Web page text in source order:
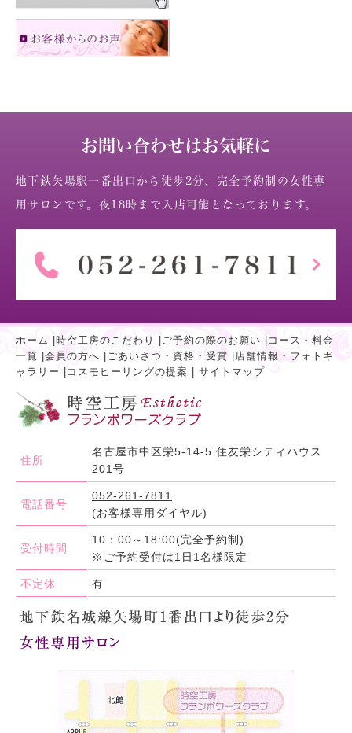
お問い合わせはお気軽に
地下鉄矢場駅一番出口から徒歩2分、完全予約制の女性専
用サロンです。夜18時まで入店可能となっております。
ホーム 時空工房のこだわり ご予約の際のお願い
コース・料金
一覧
会員の方へ ごあいさつ・資格・受賞
店舗情報・フォトギ
ャラリー
コスモヒーリングの提案 サイトマップ
住所
名古屋市中区栄5-14-5 住友栄シティハウス
201号
電話番号
052-261-7811
(お客様専用ダイヤル)
受付時間
10：00～18:00(完全予約制)
※ご予約受付は1日1名様限定
不定休 有